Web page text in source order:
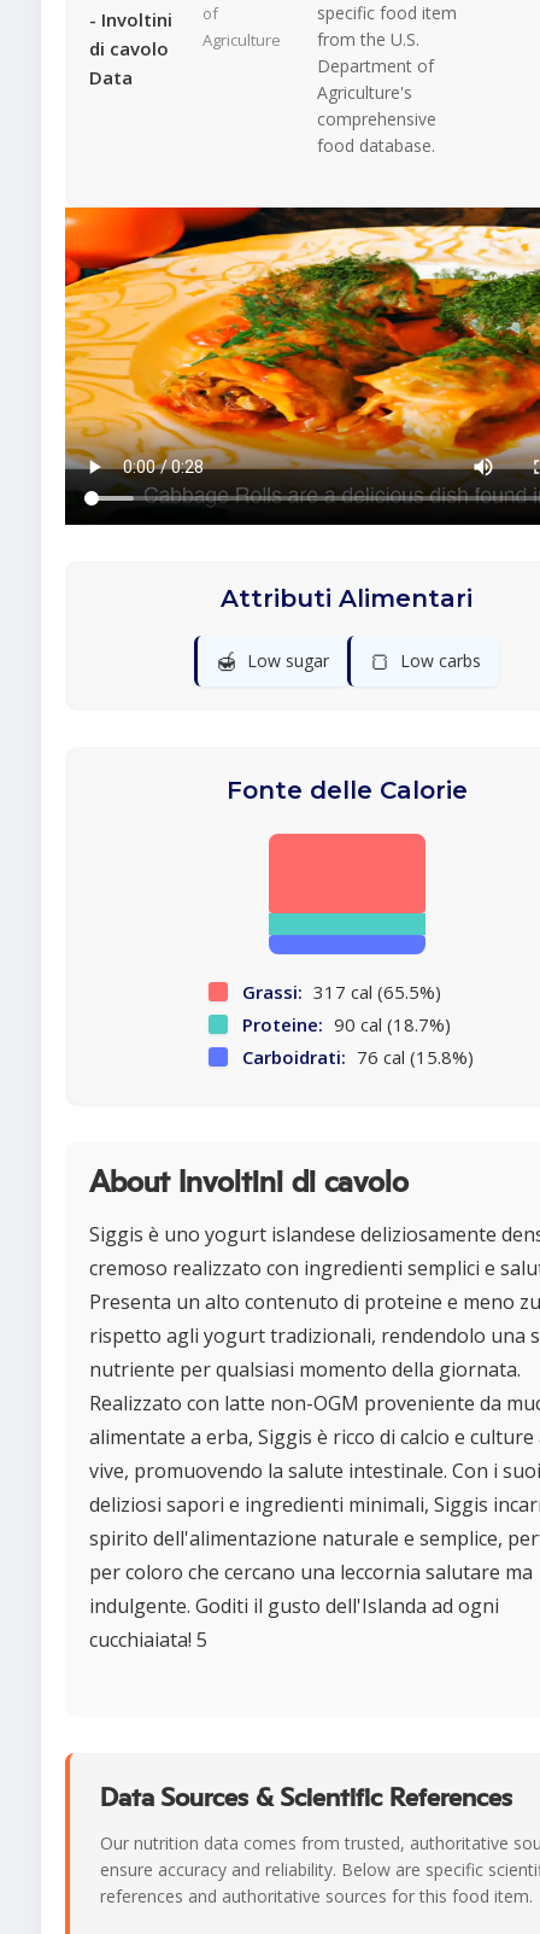
- Involtini
di cavolo
Data
of
Agriculture
specific food item
from the U.S.
Department of
Agriculture's
comprehensive
food database.
Attributi Alimentari
🍯 Low sugar 🍞 Low carbs
Fonte delle Calorie
Grassi: 317 cal (65.5%)
Proteine: 90 cal (18.7%)
Carboidrati: 76 cal (15.8%)
About Involtini di cavolo
Siggis è uno yogurt islandese deliziosamente
cremoso realizzato con ingredienti semplici e
Presenta un alto contenuto di proteine e meno
rispetto agli yogurt tradizionali, rendendolo una
nutriente per qualsiasi momento della giornata.
Realizzato con latte non-OGM proveniente da
alimentate a erba, Siggis è ricco di calcio e
vive, promuovendo la salute intestinale. Con i suoi
deliziosi sapori e ingredienti minimali, Siggis
spirito dell'alimentazione naturale e semplice,
per coloro che cercano una leccornia salutare ma
indulgente. Goditi il gusto dell'Islanda ad ogni
cucchiaiata! 5
Data Sources & Scientific References
Our nutrition data comes from trusted, authoritative
ensure accuracy and reliability. Below are specific
references and authoritative sources for this food item.